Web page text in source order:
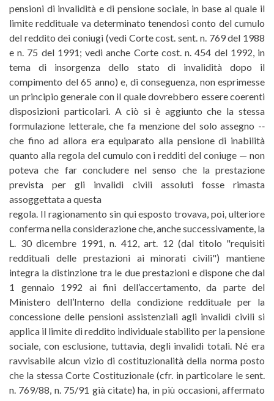
pensioni di invalidità e di pensione sociale, in base al quale il
limite reddituale va determinato tenendosi conto del cumulo
del reddito dei coniugi (vedi Corte cost. sent. n. 769 del 1988
e n. 75 del 1991; vedi anche Corte cost. n. 454 del 1992, in
tema di insorgenza dello stato di invalidità dopo il
compimento del 65 anno) e, di conseguenza, non esprimesse
un principio generale con il quale dovrebbero essere coerenti
disposizioni particolari. A ciò si è aggiunto che la stessa
formulazione letterale, che fa menzione del solo assegno -­‐
che fino ad allora era equiparato alla pensione di inabilità
quanto alla regola del cumulo con i redditi del coniuge — non
poteva che far concludere nel senso che la prestazione
prevista per gli invalidi civili assoluti fosse rimasta
assoggettata a questa
regola. Il ragionamento sin qui esposto trovava, poi, ulteriore
conferma nella considerazione che, anche successivamente, la
L. 30 dicembre 1991, n. 412, art. 12 (dal titolo "requisiti
reddituali delle prestazioni ai minorati civili") mantiene
integra la distinzione tra le due prestazioni e dispone che dal
1 gennaio 1992 ai fini dell’accertamento, da parte del
Ministero dell’Interno della condizione reddituale per la
concessione delle pensioni assistenziali agli invalidi civili si
applica il limite di reddito individuale stabilito per la pensione
sociale, con esclusione, tuttavia, degli invalidi totali. Né era
ravvisabile alcun vizio di costituzionalità della norma posto
che la stessa Corte Costituzionale (cfr. in particolare le sent.
n. 769/88, n. 75/91 già citate) ha, in più occasioni, affermato